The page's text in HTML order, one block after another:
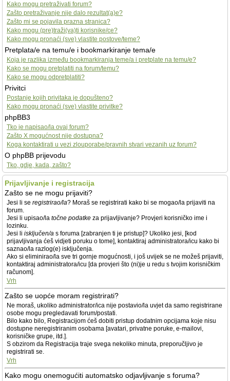
Kako mogu pretraživati forum?
Zašto pretraživanje nije dalo rezultat(a)e?
Zašto mi se pojavila prazna stranica?
Kako mogu (pre)traži(va)ti korisnike/ce?
Kako mogu pronaći (sve) vlastite postove/teme?
Pretplata/e na temu/e i bookmarkiranje tema/e
Koja je razlika između bookmarkiranja teme/a i pretplate na temu/e?
Kako se mogu pretplatiti na forum/temu?
Kako se mogu odpretplatiti?
Privitci
Postanje kojih privitaka je dopušteno?
Kako mogu pronaći (sve) vlastite privitke?
phpBB3
Tko je napisao/la ovaj forum?
Zašto X mogućnost nije dostupna?
Koga kontaktirati u vezi zlouporabe/pravnih stvari vezanih uz forum?
O phpBB prijevodu
Tko, gdje, kada, zašto?
Prijavljivanje i registracija
Zašto se ne mogu prijaviti?
Jesi li se registrirao/la? Moraš se registrirati kako bi se mogao/la prijaviti na
forum.
Jesi li upisao/la točne podatke za prijavljivanje? Provjeri korisničko ime i
lozinku.
Jesi li isključen/a s foruma [zabranjen ti je pristup]? Ukoliko jesi, [kod
prijavljivanja ćeš vidjeti poruku o tome], kontaktiraj administratora/icu kako bi
saznao/la razlog(e) isključenja.
Ako si eliminirao/la sve tri gornje mogućnosti, i još uvijek se ne možeš prijaviti,
kontaktiraj administratora/icu [da provjeri što (ni)je u redu s tvojim korisničkim
računom].
Vrh
Zašto se uopće moram registrirati?
Ne moraš, ukoliko administrator/ica nije postavio/la uvjet da samo registrirane
osobe mogu pregledavati forum/postati.
Bilo kako bilo, Registracijom ćeš dobiti pristup dodatnim opcijama koje nisu
dostupne neregistriranim osobama [avatari, privatne poruke, e-mailovi,
korisničke grupe, itd.].
S obzirom da Registracija traje svega nekoliko minuta, preporučljivo je
registrirati se.
Vrh
Kako mogu onemogućiti automatsko odjavljivanje s foruma?